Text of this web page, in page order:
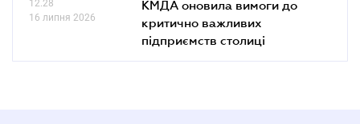
12.28
16 липня 2026
КМДА оновила вимоги до
критично важливих
підприємств столиці